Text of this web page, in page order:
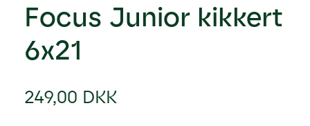
Focus Junior kikkert
6x21
249,00 DKK